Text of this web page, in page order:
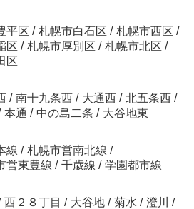
平区 / 札幌市白石区 / 札幌市西区 /
区 / 札幌市厚別区 / 札幌市北区 /
区
/ 南十九条西 / 大通西 / 北五条西 /
本通 / 中の島二条 / 大谷地東
線 / 札幌市営南北線 /
営東豊線 / 千歳線 / 学園都市線
西２８丁目 / 大谷地 / 菊水 / 澄川
/